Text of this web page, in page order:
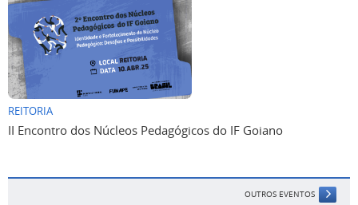
REITORIA
II Encontro dos Núcleos Pedagógicos do IF Goiano
OUTROS EVENTOS